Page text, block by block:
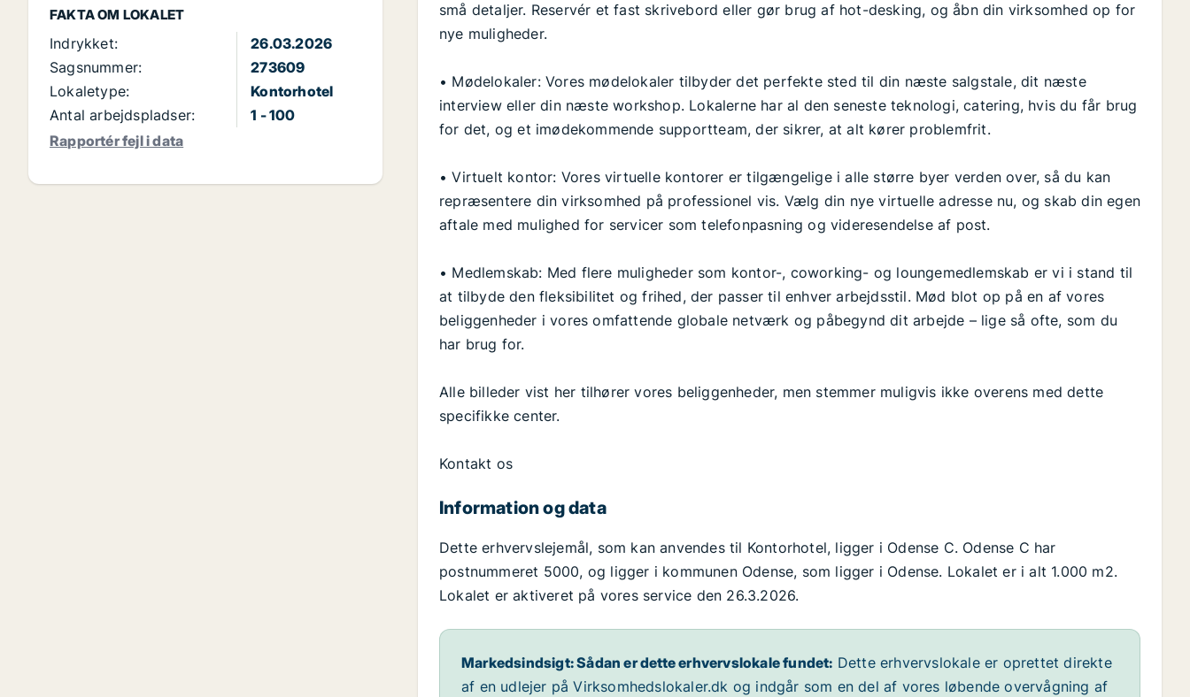
FAKTA OM LOKALET
Indrykket:
26.03.2026
Sagsnummer:
273609
Lokaletype:
Kontorhotel
Antal arbejdspladser:
1 - 100
Rapportér fejl i data
små detaljer. Reservér et fast skrivebord eller gør brug af hot-desking, og åbn din virksomhed op for
nye muligheder.
• Mødelokaler: Vores mødelokaler tilbyder det perfekte sted til din næste salgstale, dit næste
interview eller din næste workshop. Lokalerne har al den seneste teknologi, catering, hvis du får brug
for det, og et imødekommende supportteam, der sikrer, at alt kører problemfrit.
• Virtuelt kontor: Vores virtuelle kontorer er tilgængelige i alle større byer verden over, så du kan
repræsentere din virksomhed på professionel vis. Vælg din nye virtuelle adresse nu, og skab din egen
aftale med mulighed for servicer som telefonpasning og videresendelse af post.
• Medlemskab: Med flere muligheder som kontor-, coworking- og loungemedlemskab er vi i stand til
at tilbyde den fleksibilitet og frihed, der passer til enhver arbejdsstil. Mød blot op på en af vores
beliggenheder i vores omfattende globale netværk og påbegynd dit arbejde – lige så ofte, som du
har brug for.
Alle billeder vist her tilhører vores beliggenheder, men stemmer muligvis ikke overens med dette
specifikke center.
Kontakt os
Information og data
Dette erhvervslejemål, som kan anvendes til Kontorhotel, ligger i Odense C. Odense C har
postnummeret 5000, og ligger i kommunen Odense, som ligger i Odense. Lokalet er i alt 1.000 m2.
Lokalet er aktiveret på vores service den 26.3.2026.
Markedsindsigt: Sådan er dette erhvervslokale fundet: Dette erhvervslokale er oprettet direkte
af en udlejer på Virksomhedslokaler.dk og indgår som en del af vores løbende overvågning af